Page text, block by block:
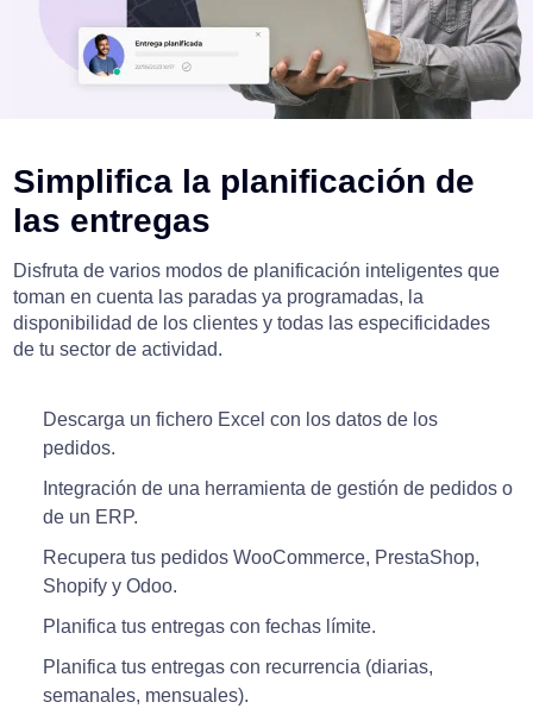
Simplifica la planificación de
las entregas
Disfruta de varios modos de planificación inteligentes que
toman en cuenta las paradas ya programadas, la
disponibilidad de los clientes y todas las especificidades
de tu sector de actividad.
Descarga un fichero Excel con los datos de los
pedidos.
Integración de una herramienta de gestión de pedidos o
de un ERP.
Recupera tus pedidos WooCommerce, PrestaShop,
Shopify y Odoo.
Planifica tus entregas con fechas límite.
Planifica tus entregas con recurrencia (diarias,
semanales, mensuales).